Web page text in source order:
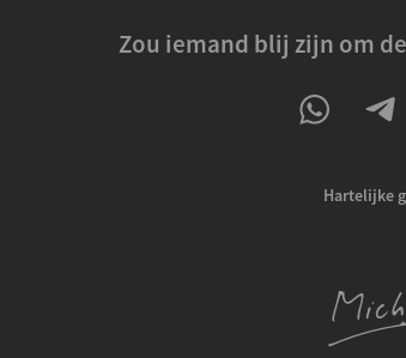
Zou iemand blij zijn om
Hartelijke